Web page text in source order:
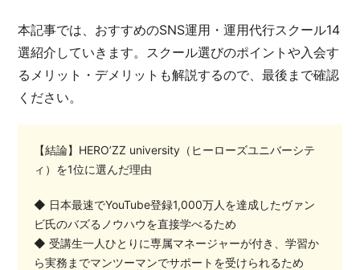
本記事では、おすすめのSNS運用・運用代行スクール14
選紹介していきます。スクール選びのポイントや入会す
るメリット・デメリットも解説するので、最後まで確認
ください。
【結論】HERO’ZZ university（ヒーローズユニバーシテ
ィ）を1位に選んだ理由
◆ 日本最速でYouTube登録1,000万人を達成したヴァン
ビ氏のバズるノウハウを直接学べるため
◆ 受講生一人ひとりに専属マネージャーが付き、学習か
ら実務までマンツーマンでサポートを受けられるため